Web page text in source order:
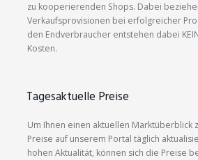
zu kooperierenden Shops. Dabei
Verkaufsprovisionen bei erfolgreicher
den Endverbraucher entstehen dabei
Kosten.
Tagesaktuelle Preise
Um Ihnen einen aktuellen Marktüberblick
Preise auf unserem Portal täglich
hohen Aktualität, können sich die Preise